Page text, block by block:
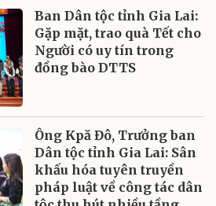
Ban Dân tộc tỉnh Gia Lai:
Gặp mặt, trao quà Tết cho
Người có uy tín trong
đồng bào DTTS
Ông Kpă Đô, Trưởng ban
Dân tộc tỉnh Gia Lai: Sân
khấu hóa tuyên truyền
pháp luật về công tác dân